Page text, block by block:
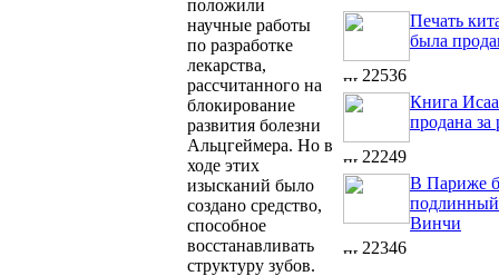
положили
научные работы
по разработке
лекарства,
рассчитанного на
блокирование
развития болезни
Альцгеймера. Но в
ходе этих
изысканий было
создано средство,
способное
восстанавливать
структуру зубов.
Печать
была
22536
Книга
продана
22249
В Париже
подлинный
Винчи
22346